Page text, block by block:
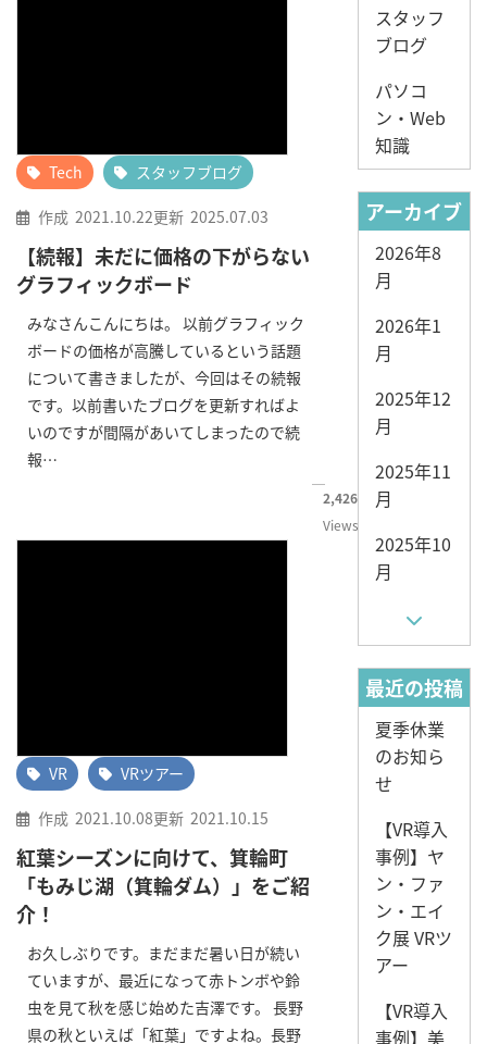
Tech スタッフブログ
作成 2021.10.22更新 2025.07.03
【続報】未だに価格の下がらない
グラフィックボード
みなさんこんにちは。 以前グラフィック
ボードの価格が高騰しているという話題
について書きましたが、今回はその続報
です。以前書いたブログを更新すればよ
いのですが間隔があいてしまったので続
報…
2,426
Views
VR VRツアー
作成 2021.10.08更新 2021.10.15
紅葉シーズンに向けて、箕輪町
「もみじ湖（箕輪ダム）」をご紹
介！
お久しぶりです。まだまだ暑い日が続い
ていますが、最近になって赤トンボや鈴
虫を見て秋を感じ始めた吉澤です。 長野
県の秋といえば「紅葉」ですよね。長野
スタッフ
ブログ
パソコ
ン・Web
知識
アーカイブ
2026年8
月
2026年1
月
2025年12
月
2025年11
月
2025年10
月
最近の投稿
夏季休業
のお知ら
せ
【VR導入
事例】ヤ
ン・ファ
ン・エイ
ク展 VRツ
アー
【VR導入
事例】美